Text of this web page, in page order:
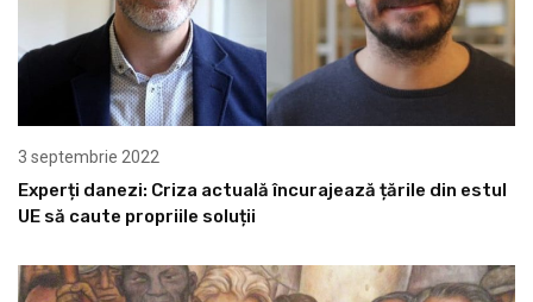
3 septembrie 2022
Experți danezi: Criza actuală încurajează țările din estul
UE să caute propriile soluții